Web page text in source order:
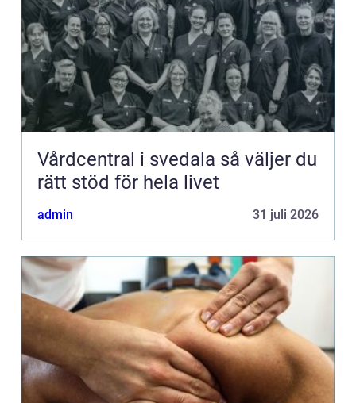
Vårdcentral i svedala så väljer du
rätt stöd för hela livet
admin 31 juli 2026